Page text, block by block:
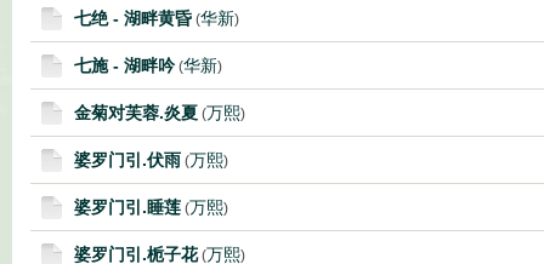
七绝 - 湖畔黄昏 (华新)
七施 - 湖畔吟(华新)
金菊对芙蓉.炎夏 (万熙)
婆罗门引.伏雨 (万熙)
婆罗门引.睡莲 (万熙)
婆罗门引.栀子花(万熙)